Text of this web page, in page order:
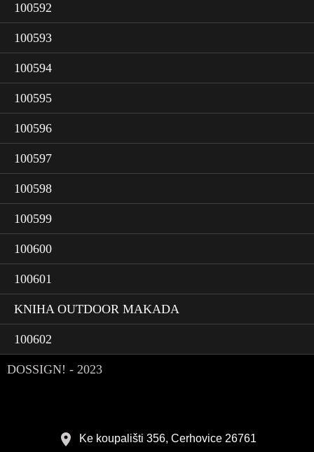
100592
100593
100594
100595
100596
100597
100598
100599
100600
100601
KNIHA OUTDOOR MAKADA
100602
DOSSIGN! - 2023
Ke koupališti 356, Cerhovice 26761